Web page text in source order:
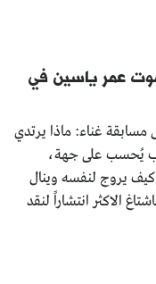
عمر ياسين في
غناء: ماذا يرتدي
يُحسب على جهة،
يروج لنفسه وينال
الاكثر انتشاراً لنقد